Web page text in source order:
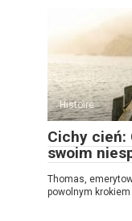
Histoire
Cichy cień:
swoim
Thomas,
powolnym